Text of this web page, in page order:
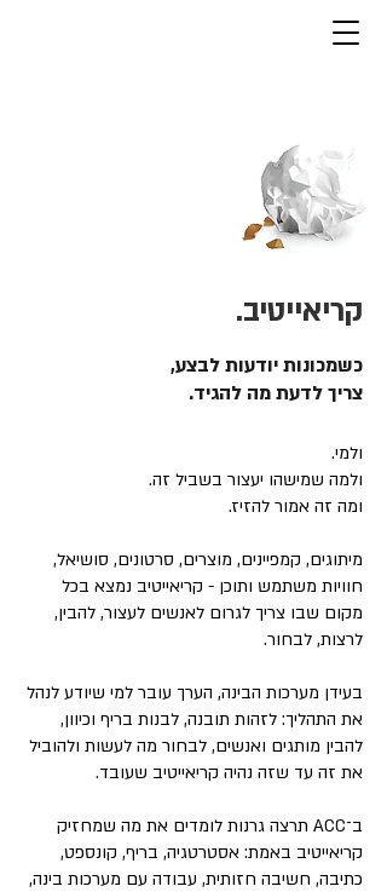
קריאייטיב.
כשמכונות יודעות לבצע,
צריך לדעת מה להגיד.
ולמי.
ולמה שמישהו יעצור בשביל זה.
ומה זה אמור להזיז.
מיתוגים, קמפיינים, מוצרים, סרטונים, סושיאל,
חוויות משתמש ותוכן - קריאייטיב נמצא בכל
מקום שבו צריך לגרום לאנשים לעצור, להבין,
לרצות, לבחור.
בעידן מערכות הבינה, הערך עובר למי שיודע לנהל
את התהליך: לזהות תובנה, לבנות בריף וכיוון,
להבין מותגים ואנשים, לבחור מה לעשות ולהוביל
את זה עד שזה נהיה קריאייטיב שעובד.
ב־ACC תרצה גרנות לומדים את מה שמחזיק
קריאייטיב באמת: אסטרטגיה, בריף, קונספט,
כתיבה, חשיבה חזותית, עבודה עם מערכות בינה,